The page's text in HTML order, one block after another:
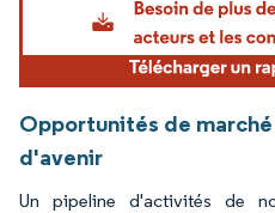
Opportunités de
d'avenir
Un pipeline d'activités de